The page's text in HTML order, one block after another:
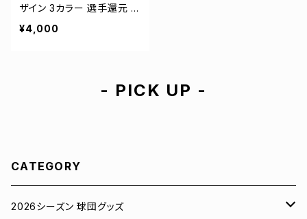
ザイン 3カラー 選手還元 長
袖Tシャツ S-XXLサイズ 5
01101
¥4,000
- PICK UP -
CATEGORY
2026シーズン 球団グッズ